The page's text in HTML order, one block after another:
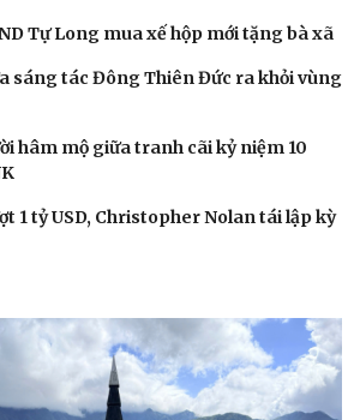
Tự Long mua xế hộp mới tặng bà xã
sáng tác Đông Thiên Đức ra khỏi vùng
hâm mộ giữa tranh cãi kỷ niệm 10
1 tỷ USD, Christopher Nolan tái lập kỳ